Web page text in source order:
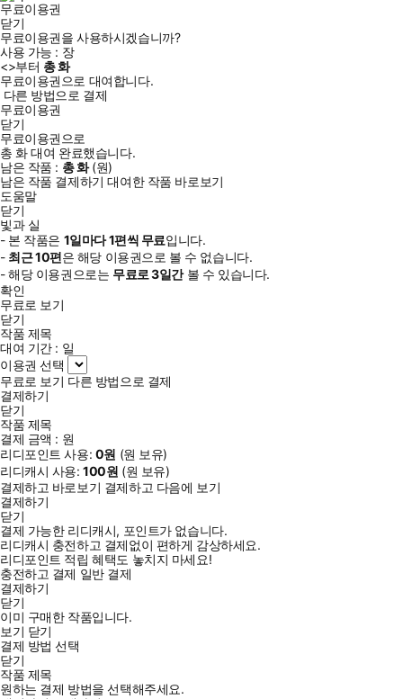
무료이용권
닫기
무료이용권을 사용하시겠습니까?
사용 가능 : 장
<>부터 총화
무료이용권으로 대여합니다.
다른 방법으로 결제
무료이용권
닫기
무료이용권으로
총 화대여 완료했습니다.
남은 작품 : 총화(원)
남은 작품 결제하기 대여한 작품 바로보기
도움말
닫기
빛과 실
- 본 작품은 1일마다1편씩 무료입니다.
- 최근10편은 해당 이용권으로 볼 수 없습니다.
- 해당 이용권으로는 무료로3일간볼 수 있습니다.
확인
무료로 보기
닫기
작품 제목
대여 기간 : 일
이용권 선택
무료로 보기 다른 방법으로 결제
결제하기
닫기
작품 제목
결제 금액 : 원
리디포인트 사용: 0원 (원 보유)
리디캐시 사용:100원 (원 보유)
결제하고 바로보기 결제하고 다음에 보기
결제하기
닫기
결제 가능한 리디캐시, 포인트가 없습니다.
리디캐시 충전하고 결제없이 편하게 감상하세요.
리디포인트 적립 혜택도 놓치지 마세요!
충전하고 결제 일반 결제
결제하기
닫기
이미 구매한 작품입니다.
보기 닫기
결제 방법 선택
닫기
작품 제목
원하는 결제 방법을 선택해주세요.